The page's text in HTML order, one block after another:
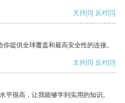
支持[0] 反对[0]
提供全球覆盖和最高安全性的连接。
支持[0] 反对[0]
平很高，让我能够学到实用的知识。